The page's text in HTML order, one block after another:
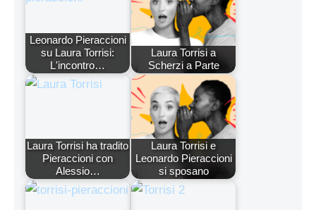
Leonardo Pieraccioni
su Laura Torrisi:
L'incontro…
Laura Torrisi a
Scherzi a Parte
Laura Torrisi ha tradito
Pieraccioni con
Alessio…
Laura Torrisi e
Leonardo Pieraccioni
si sposano